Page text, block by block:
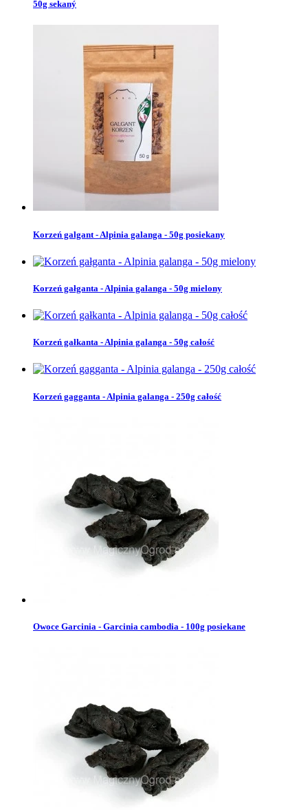
50g sekaný
Korzeń galgant - Alpinia galanga - 50g posiekany
Korzeń gałganta - Alpinia galanga - 50g mielony
Korzeń gałkanta - Alpinia galanga - 50g całość
Korzeń gagganta - Alpinia galanga - 250g całość
Owoce Garcinia - Garcinia cambodia - 100g posiekane